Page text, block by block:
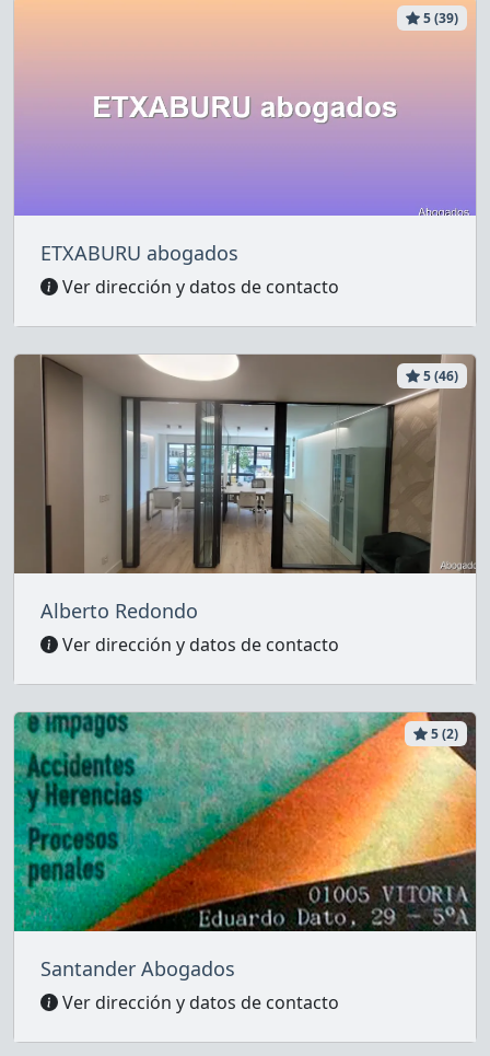
5 (39)
ETXABURU abogados
Ver dirección y datos de contacto
5 (46)
Alberto Redondo
Ver dirección y datos de contacto
5 (2)
Santander Abogados
Ver dirección y datos de contacto